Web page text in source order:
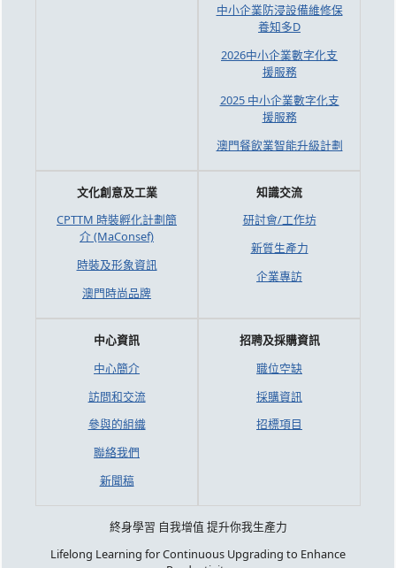
中小企業防浸設備維修保
養知多D
2026中小企業數字化支
援服務
2025 中小企業數字化支
援服務
澳門餐飲業智能升級計劃
文化創意及工業
CPTTM 時裝孵化計劃簡
介 (MaConsef)
時裝及形象資訊
澳門時尚品牌
知識交流
研討會/工作坊
新質生產力
企業專訪
中心資訊
中心簡介
訪問和交流
參與的組織
聯絡我們
新聞稿
招聘及採購資訊
職位空缺
採購資訊
招標項目
終身學習 自我增值 提升你我生產力
Lifelong Learning for Continuous Upgrading to Enhance